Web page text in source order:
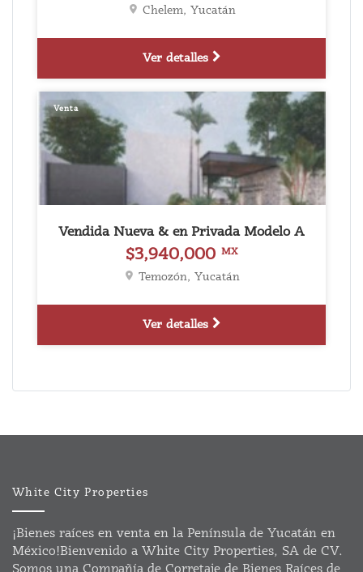
Chelem, Yucatán
Ver detalles
Venta
Vendida Nueva & en Privada Modelo A
$3,940,000 MX
Temozón, Yucatán
Ver detalles
White City Properties
¡Bienes raíces en venta en la Península de Yucatán en
México!Bienvenido a White City Properties, SA de CV.